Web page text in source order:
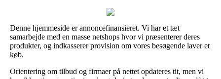
Denne hjemmeside er annoncefinansieret. Vi har et tæt
samarbejde med en masse netshops hvor vi præsenterer deres
produkter, og indkasserer provision om vores besøgende laver et
køb.
Orientering om tilbud og firmaer på nettet opdateres tit, men vi